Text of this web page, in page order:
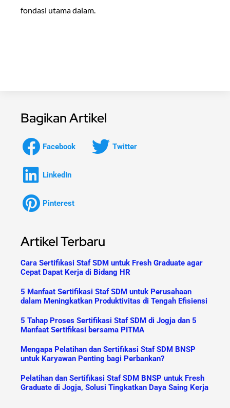
fondasi utama dalam.
Bagikan Artikel
Facebook Twitter
LinkedIn
Pinterest
Artikel Terbaru
Cara Sertifikasi Staf SDM untuk Fresh Graduate agar
Cepat Dapat Kerja di Bidang HR
5 Manfaat Sertifikasi Staf SDM untuk Perusahaan
dalam Meningkatkan Produktivitas di Tengah Efisiensi
5 Tahap Proses Sertifikasi Staf SDM di Jogja dan 5
Manfaat Sertifikasi bersama PITMA
Mengapa Pelatihan dan Sertifikasi Staf SDM BNSP
untuk Karyawan Penting bagi Perbankan?
Pelatihan dan Sertifikasi Staf SDM BNSP untuk Fresh
Graduate di Jogja, Solusi Tingkatkan Daya Saing Kerja